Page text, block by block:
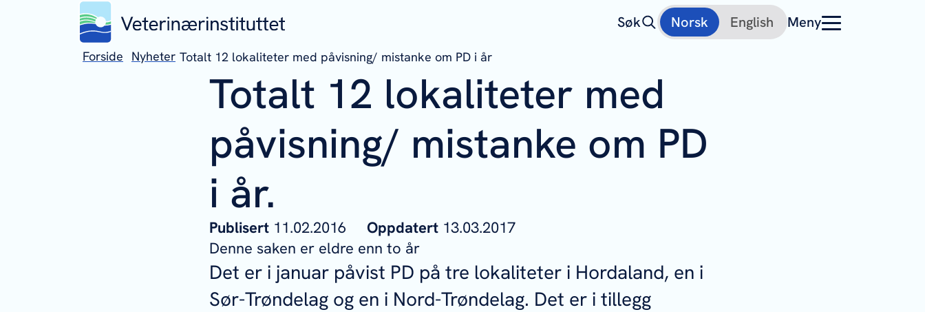
Søk Norsk English Meny
Forside Nyheter Totalt 12 lokaliteter med påvisning/ mistanke om PD i år
Totalt 12 lokaliteter med
påvisning/ mistanke om PD
i år.
Publisert 11.02.2016 Oppdatert 13.03.2017
Denne saken er eldre enn to år
Det er i januar påvist PD på tre lokaliteter i Hordaland, en i
Sør-Trøndelag og en i Nord-Trøndelag. Det er i tillegg